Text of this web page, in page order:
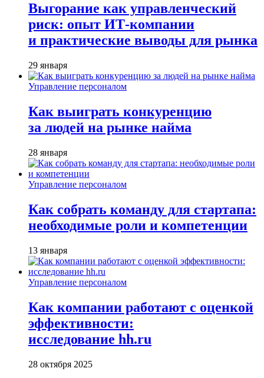
Выгорание как управленческий
риск: опыт ИТ-компании
и практические выводы для рынка
29 января
Управление персоналом
Как выиграть конкуренцию
за людей на рынке найма
28 января
Управление персоналом
Как собрать команду для стартапа:
необходимые роли и компетенции
13 января
Управление персоналом
Как компании работают с оценкой
эффективности:
исследование hh.ru
28 октября 2025